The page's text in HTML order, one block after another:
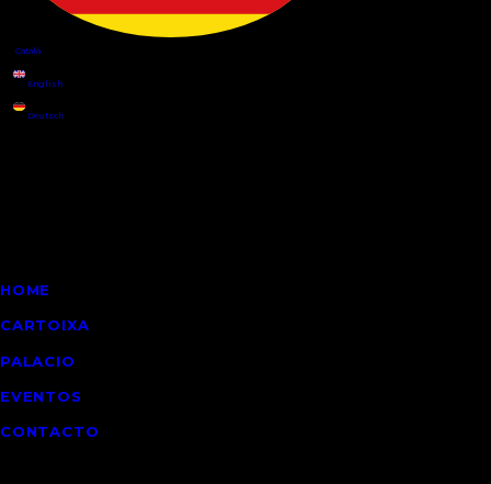
HOME
CARTOIXA
PALACIO
EVENTOS
CONTACTO